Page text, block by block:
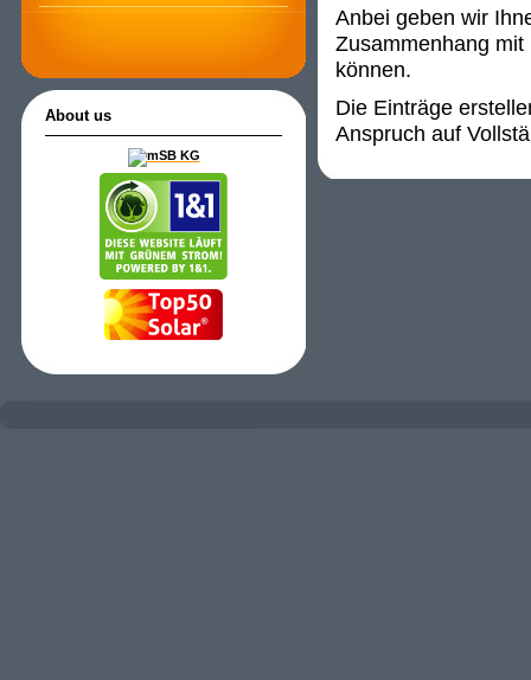
About us
Anbei geben wir
Zusammenhang
können.
Die Einträge
Anspruch auf